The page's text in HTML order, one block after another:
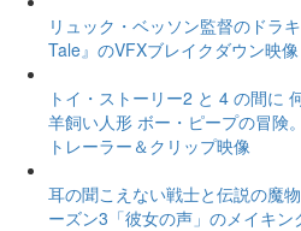
リュック・ベッソン監督のドラ
Tale』のVFXブレイクダウン映像
トイ・ストーリー2 と 4 の間に
羊飼い人形 ボー・ピープの冒険
トレーラー＆クリップ映像
耳の聞こえない戦士と伝説の魔
ーズン3「彼女の声」のメイキン